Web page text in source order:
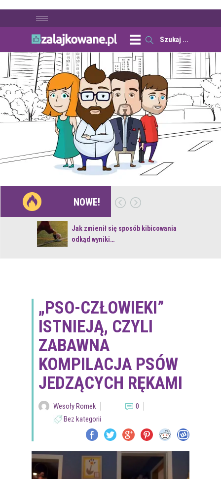
NOWE!
Jak zmienił się sposób kibicowania
odkąd wyniki…
„PSO-CZŁOWIEKI”
ISTNIEJĄ, CZYLI
ZABAWNA
KOMPILACJA PSÓW
JEDZĄCYCH RĘKAMI
Wesoły Romek
0
Bez kategorii